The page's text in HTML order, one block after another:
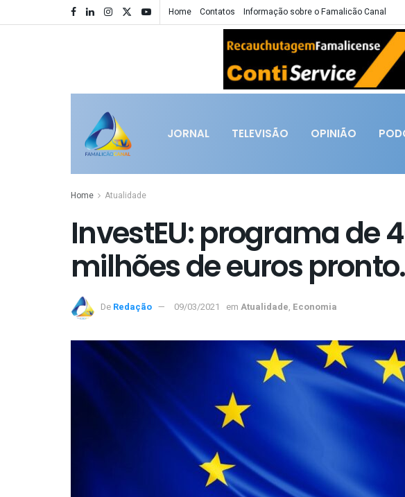
Home Contatos Informação sobre o Famalicão Canal
JORNAL TELEVISÃO OPINIÃO
Home Atualidade
InvestEU: programa de
milhões de euros pronto.
De Redação 09/03/2021 em Atualidade, Economia